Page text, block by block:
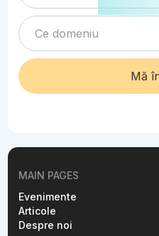
MAIN PAGES
Evenimente
Articole
Despre noi